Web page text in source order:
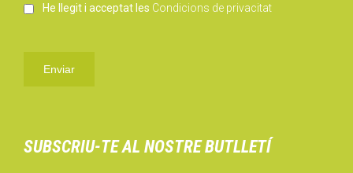
He llegit i acceptat les Condicions de privacitat
SUBSCRIU-TE AL NOSTRE BUTLLETÍ